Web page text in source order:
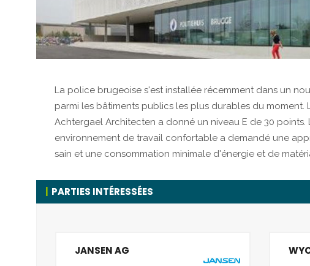
La police brugeoise s'est installée récemment dans un
parmi les bâtiments publics les plus durables du
Achtergael Architecten a donné un niveau E de 30
environnement de travail confortable a demandé une
sain et une consommation minimale d'énergie et de
PARTIES INTÉRESSÉES
JANSEN AG